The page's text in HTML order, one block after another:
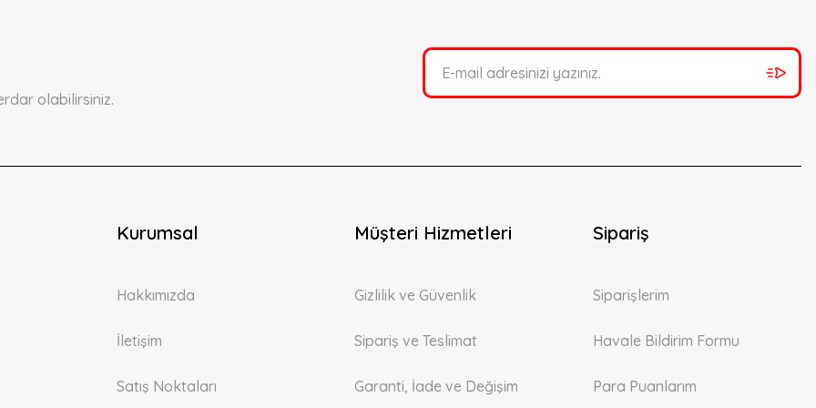
Gönder
olabilirsiniz.
Kurumsal
Hakkımızda
İletişim
Satış Noktaları
Müşteri Hizmetleri
Gizlilik ve Güvenlik
Sipariş ve Teslimat
Garanti, İade ve Değişim
Sipariş
Siparişlerim
Havale Bildirim Formu
Para Puanlarım